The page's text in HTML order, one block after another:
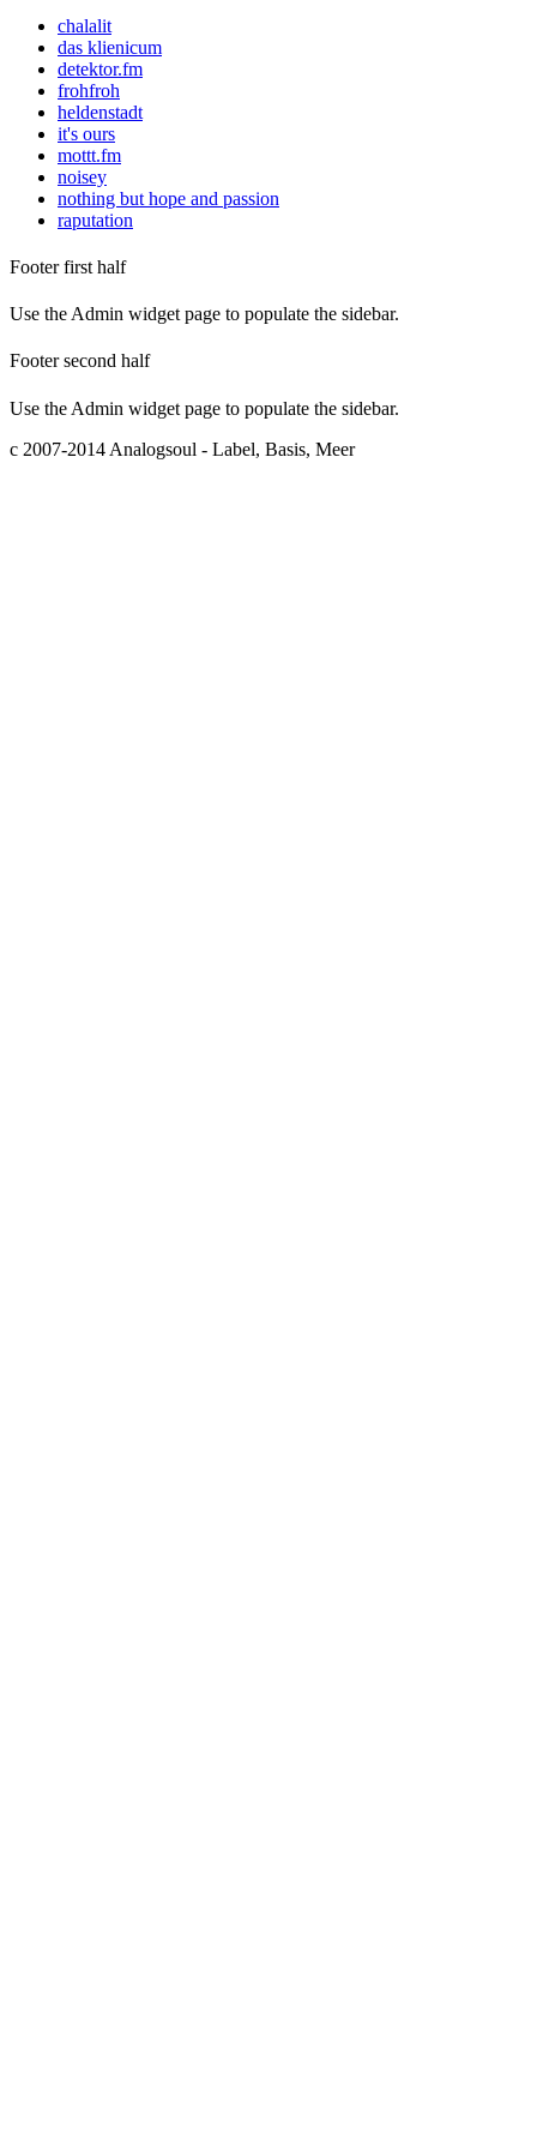
chalalit
das klienicum
detektor.fm
frohfroh
heldenstadt
it's ours
mottt.fm
noisey
nothing but hope and passion
raputation
Footer first half
Use the Admin widget page to populate the sidebar.
Footer second half
Use the Admin widget page to populate the sidebar.
c 2007-2014 Analogsoul - Label, Basis, Meer